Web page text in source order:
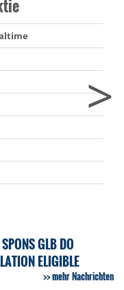
>
GLB DO
ELIGIBLE
mehr Nachrichten